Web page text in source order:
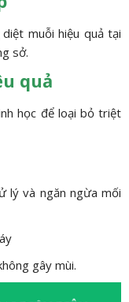
muỗi hiệu quả tại
sở.
quả
học để loại bỏ triệt
lý và ngăn ngừa mối
gây mùi.